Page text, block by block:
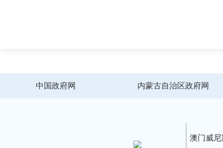
中国政府网 内蒙古自治区政府网
澳门威